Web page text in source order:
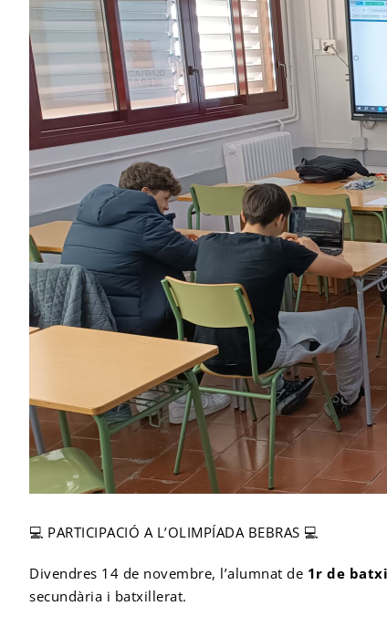
Image
💻 PARTICIPACIÓ A L’OLIMPÍADA BEBRAS 💻
Divendres 14 de novembre, l’alumnat de 1r de
secundària i batxillerat.